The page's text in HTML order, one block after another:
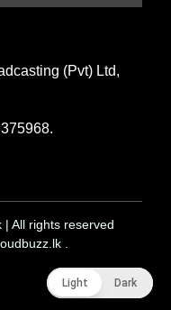
(Pvt) Ltd,
All rights reserved
.
Light Dark
Light Dark